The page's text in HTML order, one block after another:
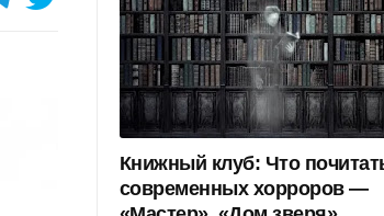
Книжный клуб: Что
современных хорроров —